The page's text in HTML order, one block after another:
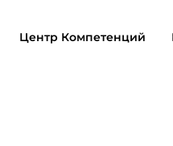
Центр Компетенций